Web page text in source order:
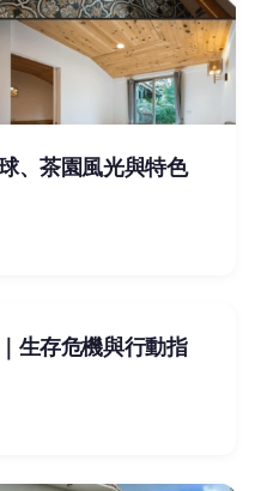
、茶園風光與特色
生存危機與行動指